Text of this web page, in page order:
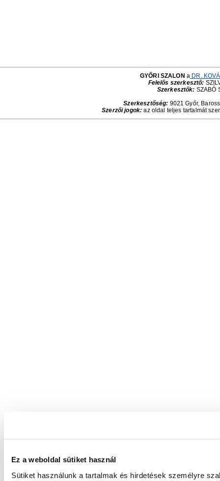
Ez a weboldal sütiket használ
Sütiket használunk a tartalmak és hirdetések személyre
GYŐRI SZALON a DR.
Felelős szerkesztő:
Szerkesztők: SZABÓ
Szerkesztőség: 9021 Győr,
Szerzői jogok: az oldal teljes tartalmát